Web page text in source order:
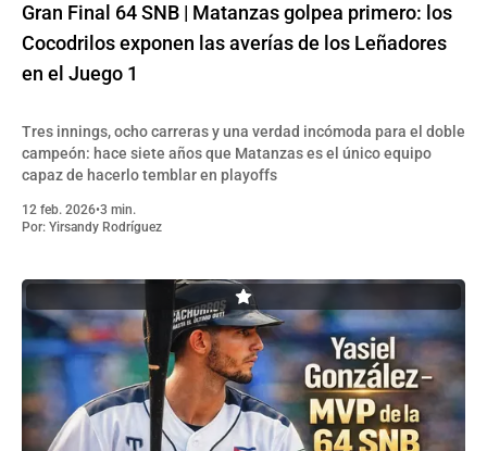
Gran Final 64 SNB | Matanzas golpea primero: los
Cocodrilos exponen las averías de los Leñadores
en el Juego 1
Tres innings, ocho carreras y una verdad incómoda para el doble
campeón: hace siete años que Matanzas es el único equipo
capaz de hacerlo temblar en playoffs
12 feb. 2026•3 min.
Por: Yirsandy Rodríguez